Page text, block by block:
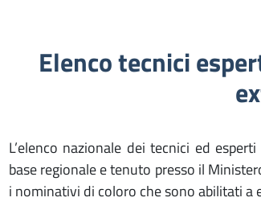
Elenco tecnici
L’elenco nazionale dei tecnici ed
base regionale e tenuto presso il
i nominativi di coloro che sono abilitati a